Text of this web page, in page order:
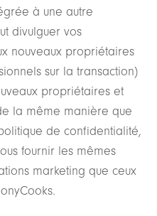
à une autre
divulguer vos
nouveaux propriétaires
sur la transaction)
propriétaires et
la même manière que
de confidentialité,
fournir les mêmes
marketing que ceux